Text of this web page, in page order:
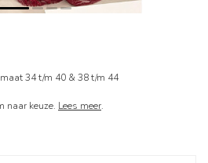
34 t/m 40 & 38 t/m 44
naar keuze. Lees meer.